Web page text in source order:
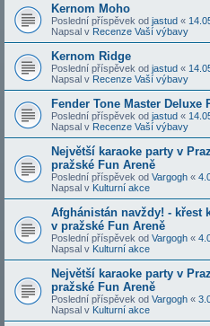
Kernom Moho
Poslední příspěvek od jastud «
Napsal v Recenze Vaší výbavy
Kernom Ridge
Poslední příspěvek od jastud «
Napsal v Recenze Vaší výbavy
Fender Tone Master Deluxe
Poslední příspěvek od jastud «
Napsal v Recenze Vaší výbavy
Největší karaoke party v
pražské Fun Areně
Poslední příspěvek od Vargogh «
Napsal v Kulturní akce
Afghánistán navždy! - křest
v pražské Fun Areně
Poslední příspěvek od Vargogh «
Napsal v Kulturní akce
Největší karaoke party v
pražské Fun Areně
Poslední příspěvek od Vargogh «
Napsal v Kulturní akce